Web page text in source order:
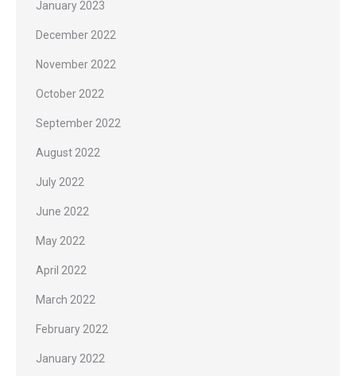
January 2023
December 2022
November 2022
October 2022
September 2022
August 2022
July 2022
June 2022
May 2022
April 2022
March 2022
February 2022
January 2022